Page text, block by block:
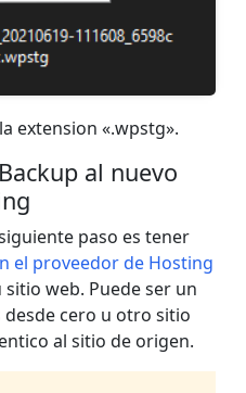
extension «.wpstg».
al nuevo
paso es tener
el proveedor de Hosting
web. Puede ser un
cero u otro sitio
al sitio de origen.